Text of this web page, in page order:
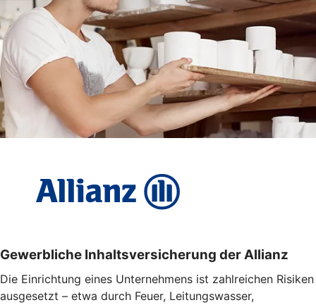
Gewerbliche Inhaltsversicherung der Allianz
Die Einrichtung eines Unternehmens ist zahlreichen Risiken
ausgesetzt – etwa durch Feuer, Leitungswasser,